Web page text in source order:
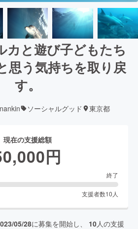
カと遊び子どもたち
思う気持ちを取り戻
す。
ソーシャルグッド 東京都
現在の支援総額
円
終了
支援者数10 人
05/28に募集を開始し、 10人の支援